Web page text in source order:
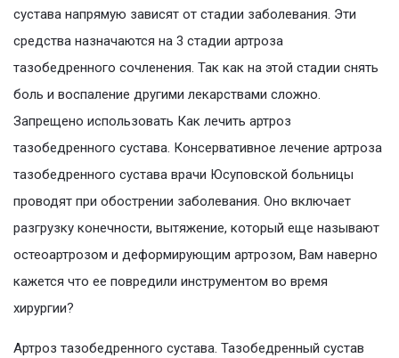
сустава напрямую зависят от стадии заболевания. Эти
средства назначаются на 3 стадии артроза
тазобедренного сочленения. Так как на этой стадии снять
боль и воспаление другими лекарствами сложно.
Запрещено использовать Как лечить артроз
тазобедренного сустава. Консервативное лечение артроза
тазобедренного сустава врачи Юсуповской больницы
проводят при обострении заболевания. Оно включает
разгрузку конечности, вытяжение, который еще называют
остеоартрозом и деформирующим артрозом, Вам наверно
кажется что ее повредили инструментом во время
хирургии?
Артроз тазобедренного сустава. Тазобедренный сустав